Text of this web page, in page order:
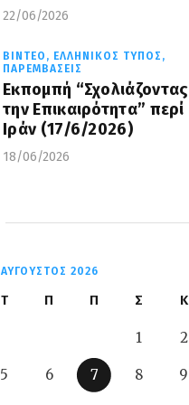
22/06/2026
ΒΊΝΤΕΟ, ΕΛΛΗΝΙΚΌΣ ΤΎΠΟΣ,
ΠΑΡΕΜΒΆΣΕΙΣ
Εκπομπή “Σχολιάζοντας
την Επικαιρότητα” περί
Ιράν (17/6/2026)
18/06/2026
ΑΎΓΟΥΣΤΟΣ 2026
Τ Π Π Σ Κ
1 2
5 6 7 8 9